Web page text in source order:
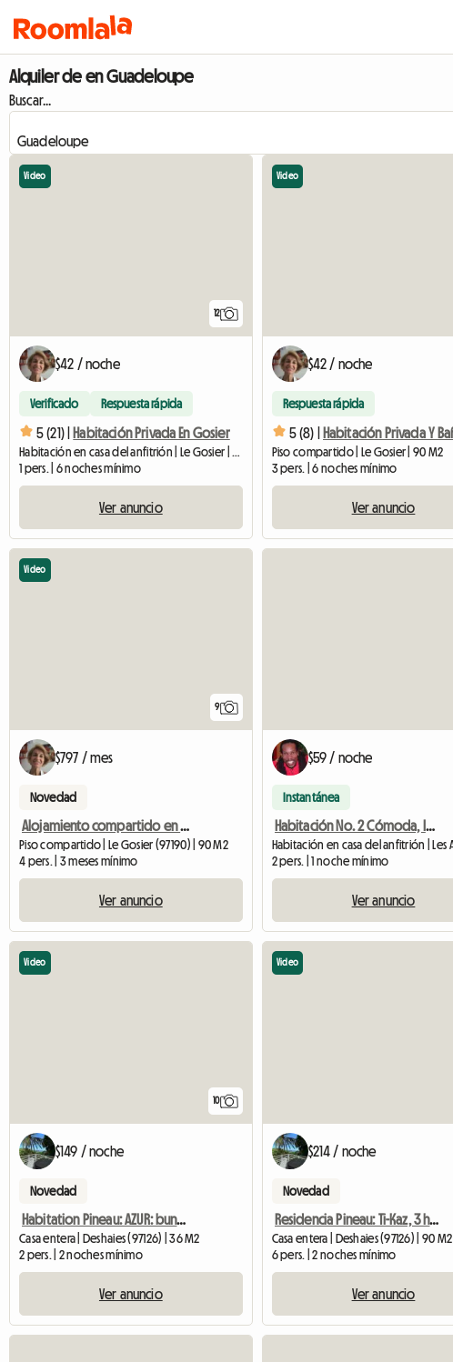
Alquiler de en Guadeloupe
Buscar...
12
Video
$42 / noche
Verificado Respuesta rápida
5 (21) | Habitación Privada En Gosier
Habitación en casa del anfitrión | Le Gosier | 75 M2
1 pers. | 6 noches mínimo
Ver anuncio
Video
$42 / noche
Respuesta rápida
5 (8) |
Piso compartido | Le Gosier | 90 M2
3 pers. | 6 noches mínimo
Ver anuncio
9
Video
$797 / mes
Novedad
Alojamiento compartido en el centro de Gosier
Piso compartido | Le Gosier (97190) | 90 M2
4 pers. | 3 meses mínimo
Ver anuncio
$59 / noche
Instantánea
Habitación No. 2 Cómoda, Ideal, Vacaciones, Prácticas, Profesionales, Estudio
2 pers. | 1 noche mínimo
Ver anuncio
10
Video
$149 / noche
Novedad
Habitation Pineau: AZUR: bungalow con vistas al mar y jacuzzi privado
Casa entera | Deshaies (97126) | 36 M2
2 pers. | 2 noches mínimo
Ver anuncio
Video
$214 / noche
Novedad
Residencia Pineau: Ti-Kaz, 3 habitaciones, vista al mar y jacuzzi
Casa entera | Deshaies (97126) | 90 M2
6 pers. | 2 noches mínimo
Ver anuncio